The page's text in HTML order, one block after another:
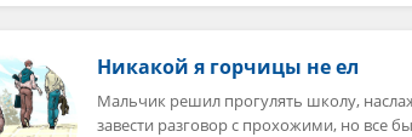
Никакой я горчицы не ел
Мальчик решил прогулять школу,
завести разговор с прохожими, но все